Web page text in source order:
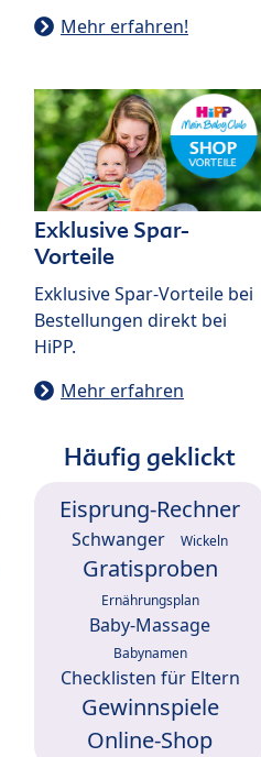
Mehr erfahren!
Exklusive Spar-
Vorteile
Exklusive Spar-Vorteile bei
Bestellungen direkt bei
HiPP.
Mehr erfahren
Häufig geklickt
Eisprung-Rechner
Schwanger Wickeln
Gratisproben
Ernährungsplan
Baby-Massage
Babynamen
Checklisten für Eltern
Gewinnspiele
Online-Shop